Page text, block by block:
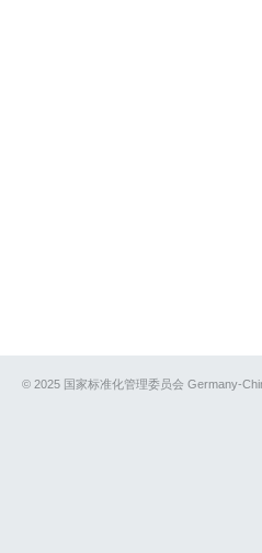
© 2025 国家标准化管理委员会 Germany-